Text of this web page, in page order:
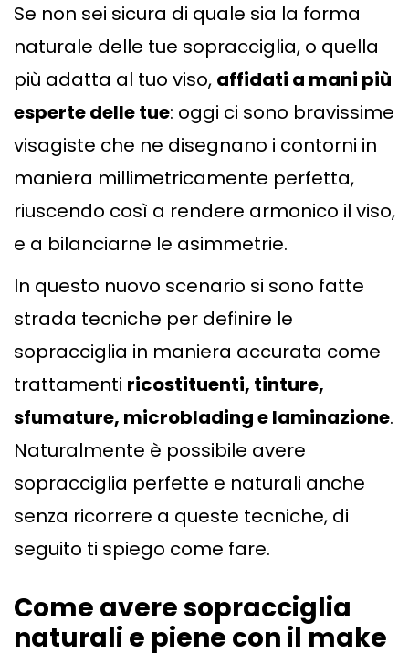
Se non sei sicura di quale sia la forma
naturale delle tue sopracciglia, o quella
più adatta al tuo viso, affidati a mani più
esperte delle tue: oggi ci sono bravissime
visagiste che ne disegnano i contorni in
maniera millimetricamente perfetta,
riuscendo così a rendere armonico il viso,
e a bilanciarne le asimmetrie.
In questo nuovo scenario si sono fatte
strada tecniche per definire le
sopracciglia in maniera accurata come
trattamenti ricostituenti, tinture,
sfumature, microblading e laminazione.
Naturalmente è possibile avere
sopracciglia perfette e naturali anche
senza ricorrere a queste tecniche, di
seguito ti spiego come fare.
Come avere sopracciglia
naturali e piene con il make